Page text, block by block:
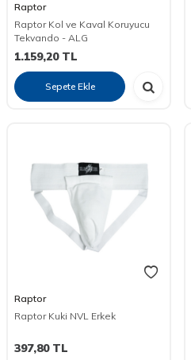
Raptor
Raptor Kol ve Kaval Koruyucu
Tekvando - ALG
1.159,20TL
Sepete Ekle
Raptor
Raptor Kuki NVL Erkek
397,80TL